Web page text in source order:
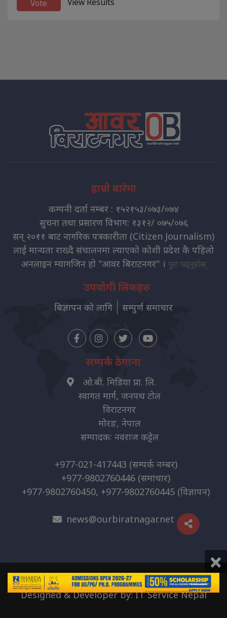
View Results
हाम्रो बारेमा
कम्पनी दर्ता नम्बर : १५२१५३/०७३/०७४
सुचना तथा प्रसारण विभाग: १३१२/ ०७५/०७६
सन् २०११ बाट नागरिक पत्रकारीता (Citizen Journalism)
लाई मान्यता राख्दै संचालनमा ल्याएको कोशी प्रदेश कै पहिलो
अनलाइन म्यागजिन हो "आवर बिराटनगर" । पुरा पढ्नुहोस्
उपयोगी लिंकहरु
बिज्ञापन को लागि सम्पुर्ण समाचार
सम्पर्क ठेगाना
ओ.बी. मिडिया प्रा. लि.
स्वागत मार्ग, जनपथ टोल
विराटनगर
मोरङ, नेपाल
सम्पादक: नवराज कट्टेल
+977-021-417443 (सम्पर्क नम्बर)
+977-9802760446 (समाचार)
+977-9802760450, +977-9802760445 (विज्ञापन)
news@ourbiratnagar.net
© 2026 | O.B. Media Pvt. Ltd
Designed & Developer by:IT Service Nepal
×